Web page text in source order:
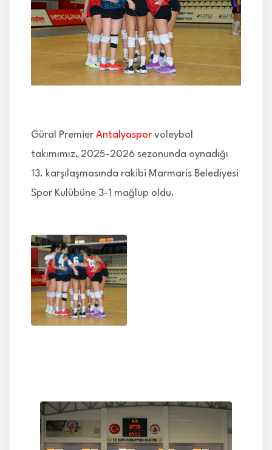
İLETİŞİM
Güral Premier Antalyaspor voleybol
takımımız, 2025-2026 sezonunda oynadığı
13. karşılaşmasında rakibi Marmaris Belediyesi
Spor Kulübüne 3-1 mağlup oldu.